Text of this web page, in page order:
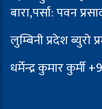
बारा,पर्सा: पवन
लुम्बिनी प्रदेश ब्युरो
धर्मेन्द्र कुमार